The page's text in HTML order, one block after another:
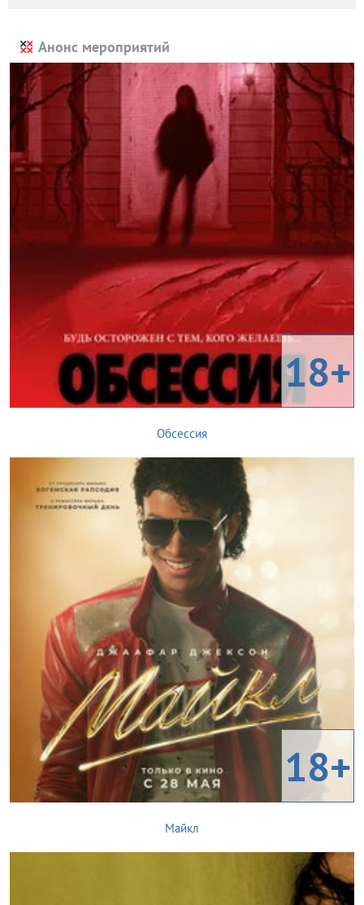
Анонс мероприятий
18+
Обсессия
18+
Майкл